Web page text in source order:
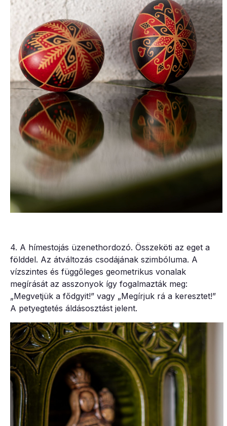
4. A hímestojás üzenethordozó. Összeköti az eget a
földdel. Az átváltozás csodájának szimbóluma. A
vízszintes és függőleges geometrikus vonalak
megírását az asszonyok így fogalmazták meg:
„Megvetjük a fődgyit!” vagy „Megírjuk rá a keresztet!”
A petyegtetés áldásosztást jelent.